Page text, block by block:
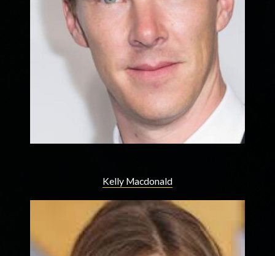
Kelly Macdonald